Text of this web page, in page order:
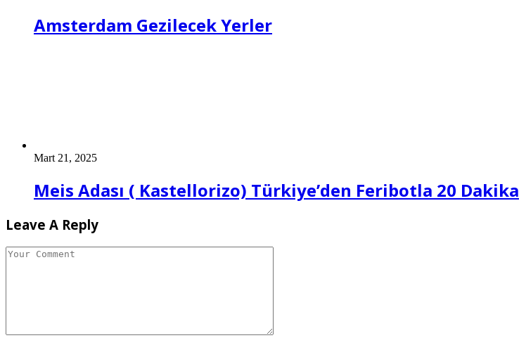
Amsterdam Gezilecek Yerler
Mart 21, 2025
Meis Adası ( Kastellorizo) Türkiye’den Feribotla 20 Dakika
Leave A Reply